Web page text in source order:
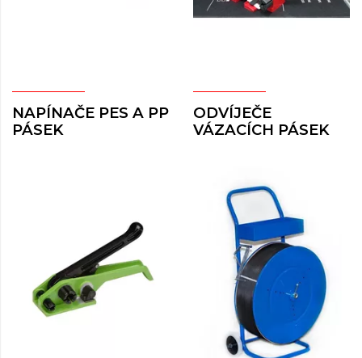
NAPÍNAČE PES A PP
PÁSEK
ODVÍJEČE
VÁZACÍCH PÁSEK